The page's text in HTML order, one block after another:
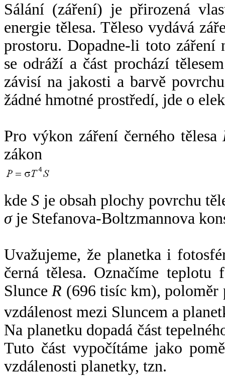
Sálání (záření) je přirozená
energie tělesa. Těleso vydává
prostoru. Dopadne-li toto záření
se odráží a část prochází
závisí na jakosti a barvě
žádné hmotné prostředí, jde o
Pro výkon záření černého tělesa
zákon
kdeS je obsah plochy povrchu
σje Stefanova-Boltzmannova
Uvažujeme, že planetka i
černá tělesa. Označíme
SlunceR (696 tisíc km),
vzdálenost mezi Sluncem a
Na planetku dopadá část
Tuto část vypočítáme jako
vzdálenosti planetky, tzn.